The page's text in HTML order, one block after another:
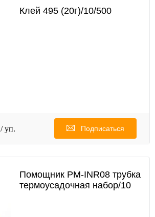
Клей 495 (20г)/10/500
/ уп. Подписаться
Помощник PM-INR08 трубка
термоусадочная набор/10